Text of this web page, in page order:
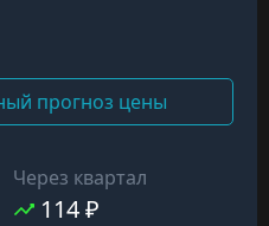
прогноз цены
Через квартал
114 ₽